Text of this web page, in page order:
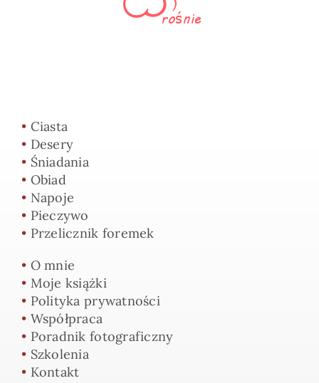
• Ciasta
• Desery
• Śniadania
• Obiad
• Napoje
• Pieczywo
• Przelicznik foremek
• O mnie
• Moje książki
• Polityka prywatności
• Współpraca
• Poradnik fotograficzny
• Szkolenia
• Kontakt